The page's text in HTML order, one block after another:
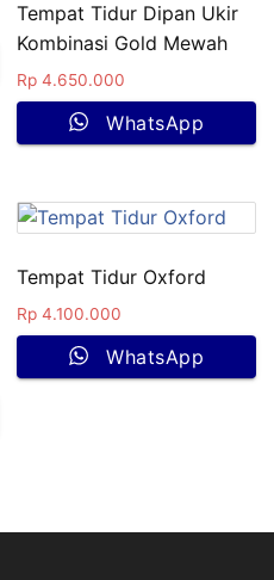
Tempat Tidur Dipan Ukir
Kombinasi Gold Mewah
Rp 4.650.000
WhatsApp
Tempat Tidur Oxford
Rp 4.100.000
WhatsApp